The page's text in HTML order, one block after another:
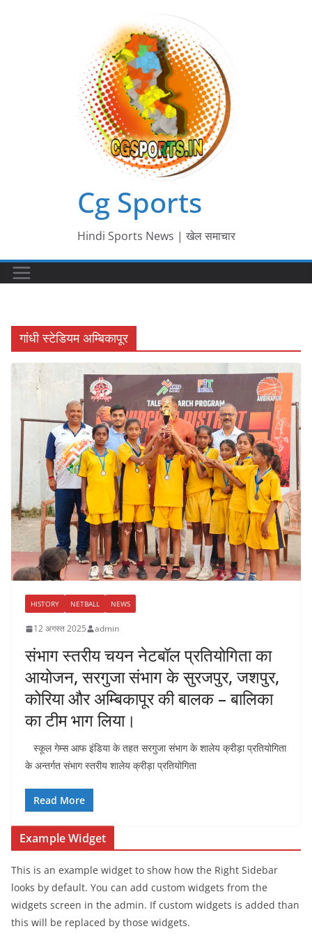
Cg Sports
Hindi Sports News | खेल समाचार
गांधी स्टेडियम अम्बिकापूर
HISTORY NETBALL NEWS
12 अगस्त 2025 admin
संभाग स्तरीय चयन नेटबॉल प्रतियोगिता का
आयोजन, सरगुजा संभाग के सुरजपुर, जशपुर,
कोरिया और अम्बिकापूर की बालक – बालिका
का टीम भाग लिया।
स्कूल गेम्स आफ इंडिया के तहत सरगुजा संभाग के शालेय क्रीड़ा प्रतियोगिता
के अन्तर्गत संभाग स्तरीय शालेय क्रीड़ा प्रतियोगिता
Read More
Example Widget
This is an example widget to show how the Right Sidebar
looks by default. You can add custom widgets from the
widgets screen in the admin. If custom widgets is added than
this will be replaced by those widgets.